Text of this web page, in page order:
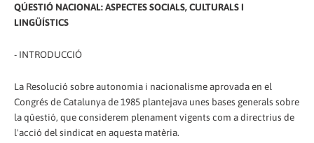
QÚESTIÓ NACIONAL: ASPECTES SOCIALS, CULTURALS I
LINGÜÍSTICS
- INTRODUCCIÓ
La Resolució sobre autonomia i nacionalisme aprovada en el
Congrés de Catalunya de 1985 plantejava unes bases generals sobre
la qüestió, que considerem plenament vigents com a directrius de
l'acció del sindicat en aquesta matèria.